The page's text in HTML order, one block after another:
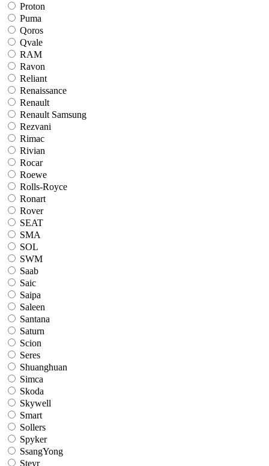
Proton
Puma
Qoros
Qvale
RAM
Ravon
Reliant
Renaissance
Renault
Renault Samsung
Rezvani
Rimac
Rivian
Rocar
Roewe
Rolls-Royce
Ronart
Rover
SEAT
SMA
SOL
SWM
Saab
Saic
Saipa
Saleen
Santana
Saturn
Scion
Seres
Shuanghuan
Simca
Skoda
Skywell
Smart
Sollers
Spyker
SsangYong
Steyr